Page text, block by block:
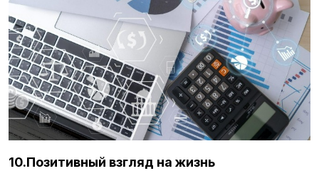
10.Позитивный взгляд на жизнь